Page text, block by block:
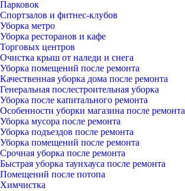
Парковок
Спортзалов и фитнес-клубов
Уборка метро
Уборка ресторанов и кафе
Торговых центров
Очистка крыш от наледи и снега
Уборка помещений после ремонта
Качественная уборка дома после ремонта
Генеральная послестроительная уборка
Уборка после капитального ремонта
Особенности уборки магазина после ремонта
Уборка мусора после ремонта
Уборка подъездов после ремонта
Уборка помещений после ремонта
Срочная уборка после ремонта
Быстрая уборка таунхауса после ремонта
Помещений после потопа
Химчистка